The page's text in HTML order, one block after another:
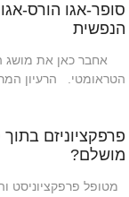
סופר-אגו הורס-
הנפשית
אחבר כאן את מושג
הטראומטי. הרעיון
פרפקציוניזם
מושלם?
מטופל פרפקציוניסט